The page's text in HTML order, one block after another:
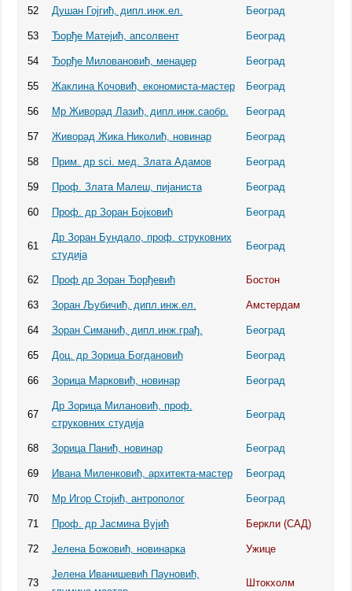
52 Душан Гојгић, дипл.инж.ел. Београд
53 Ђорђе Матејић, апсолвент Београд
54 Ђорђе Миловановић, менаџер Београд
55 Жаклина Кочовић, економиста-мастер Београд
56 Мр Живорад Лазић, дипл.инж.саобр. Београд
57 Живорад Жика Николић, новинар Београд
58 Прим. др sci. мед. Злата Адамов Београд
59 Проф. Злата Малеш, пијаниста Београд
60 Проф. др Зоран Бојковић Београд
61
Др Зоран Бундало, проф. струковних
студија
Београд
62 Проф др Зоран Ђорђевић Бостон
63 Зоран Љубичић, дипл.инж.ел. Амстердам
64 Зоран Симанић, дипл.инж.грађ. Београд
65 Доц. др Зорица Богдановић Београд
66 Зорица Марковић, новинар Београд
67
Др Зорица Милановић, проф.
струковних студија
Београд
68 Зорица Панић, новинар Београд
69 Ивана Миленковић, архитекта-мастер Београд
70 Мр Игор Стојић, антрополог Београд
71 Проф. др Јасмина Вујић Беркли (САД)
72 Јелена Божовић, новинарка Ужице
73
Јелена Иванишевић Пауновић,
Штокхолм